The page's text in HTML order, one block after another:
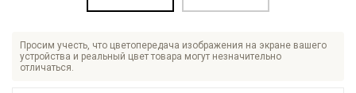
Просим учесть, что цветопередача изображения на экране вашего
устройства и реальный цвет товара могут незначительно
отличаться.